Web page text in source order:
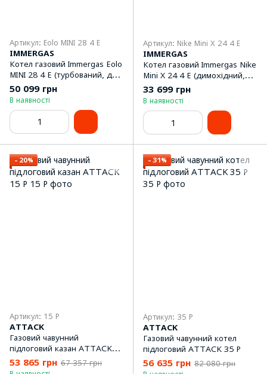
Артикул: Eolo MINI 28 4 E
IMMERGAS
Котел газовий Immergas Eolo
MINI 28 4 E (турбований, два
теплообмінники)
50 099 грн
В наявності
Артикул: Nike Mini X 24 4 E
IMMERGAS
Котел газовий Immergas Nike
Mini X 24 4 E (димохідний,
два теплообмінники)
33 699 грн
В наявності
−20%
Артикул: 15 Р
ATTACK
Газовий чавунний
підлоговий казан ATTACK
15 P
53 865 грн 67 357 грн
−31%
Артикул: 35 Р
ATTACK
Газовий чавунний котел
підлоговий ATTACK 35 P
56 635 грн 82 080 грн